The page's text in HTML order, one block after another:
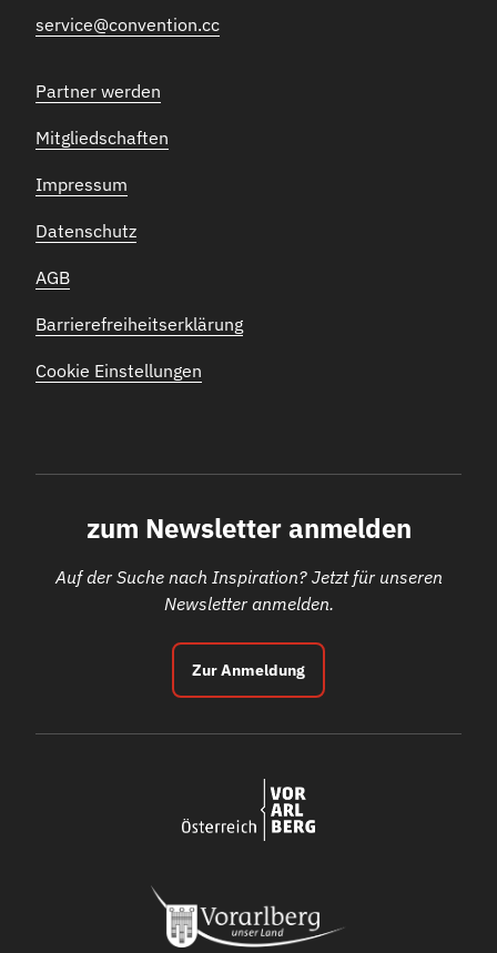
service@convention.cc
Partner werden
Mitgliedschaften
Impressum
Datenschutz
AGB
Barrierefreiheitserklärung
Cookie Einstellungen
zum Newsletter anmelden
Auf der Suche nach Inspiration? Jetzt für unseren
Newsletter anmelden.
Zur Anmeldung